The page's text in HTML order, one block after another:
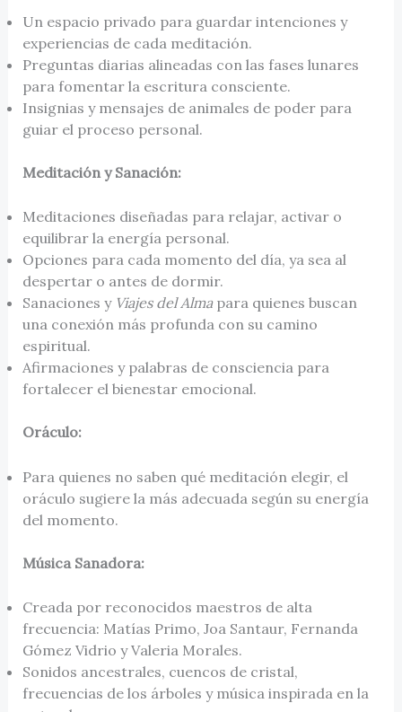
Un espacio privado para guardar intenciones y
experiencias de cada meditación.
Preguntas diarias alineadas con las fases lunares
para fomentar la escritura consciente.
Insignias y mensajes de animales de poder para
guiar el proceso personal.
Meditación y Sanación:
Meditaciones diseñadas para relajar, activar o
equilibrar la energía personal.
Opciones para cada momento del día, ya sea al
despertar o antes de dormir.
Sanaciones y Viajes del Almapara quienes buscan
una conexión más profunda con su camino
espiritual.
Afirmaciones y palabras de consciencia para
fortalecer el bienestar emocional.
Oráculo:
Para quienes no saben qué meditación elegir, el
oráculo sugiere la más adecuada según su energía
del momento.
Música Sanadora:
Creada por reconocidos maestros de alta
frecuencia: Matías Primo, Joa Santaur, Fernanda
Gómez Vidrio y Valeria Morales.
Sonidos ancestrales, cuencos de cristal,
frecuencias de los árboles y música inspirada en la